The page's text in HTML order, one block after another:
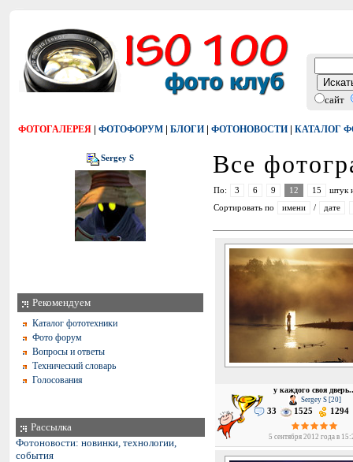
сайт
ФОТОГАЛЕРЕЯ | ФОТОФОРУМ | БЛОГИ | ФОТОНОВОСТИ | КАТАЛОГ
Sergey S
Рекомендуем
Каталог фототехники
Фото форум
Вопросы и ответы
Технический словарь
Голосования
Рассылка
Фотоновости: новинки, технологии,
события
Все
По: 3 6 9 12 15
штук
Сортировать по
имени / дате
у каждого своя
Sergey S [20]
33 1525 1294
5 сентября 2012 года в